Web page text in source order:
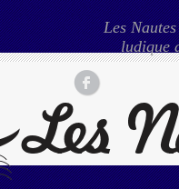
Les
ludique